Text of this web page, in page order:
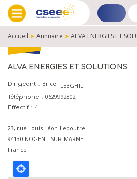
-
-
FIL
Accueil ➤Annuaire ➤ALVA ENERGIES ET
ALVA ENERGIES ET SOLUTIONS
Dirigeant Brice LEBGHIL
Téléphone 0629992802
Effectif 4
23, rue Louis Léon Lepoutre
94130 NOGENT-SUR-MARNE
France